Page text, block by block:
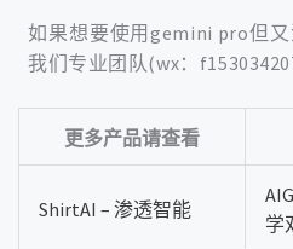
如果想要使用gemini pro但
我们专业团队(wx：
更多产品请查看
ShirtAI – 渗透智能
学